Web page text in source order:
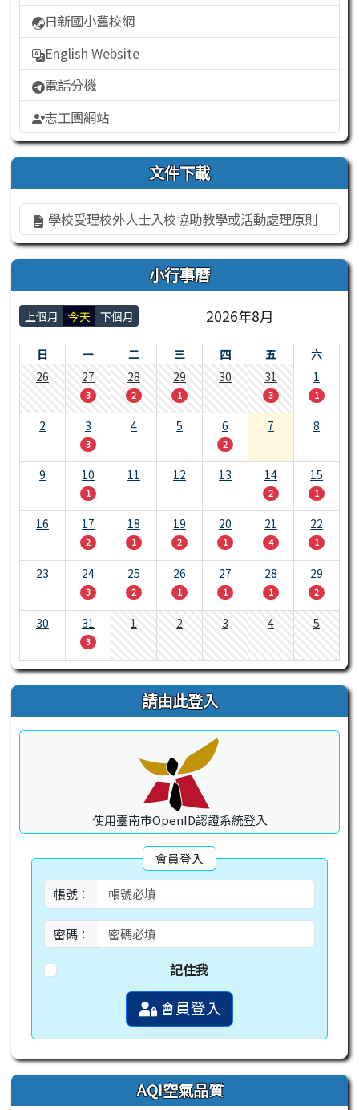
日新國小舊校網
English Website
電話分機
志工團網站
文件下載
學校受理校外人士入校協助教學或活動處理原則
小行事曆
上個月 今天 下個月 2026年8月
日 一 二 三 四 五
六
26
27
3
28
2
29
1
30 31
3
1
1
2 3
3
4 5 6
2
7 8
9 10
1
11 12 13 14
2
15
1
16 17
2
18
1
19
2
20
1
21
4
22
1
23 24
3
25
2
26
1
27
1
28
1
29
2
30 31
3
1 2 3 4 5
請由此登入
使用臺南市OpenID認證系統登入
會員登入
帳號：
密碼：
記住我
會員登入
AQI空氣品質